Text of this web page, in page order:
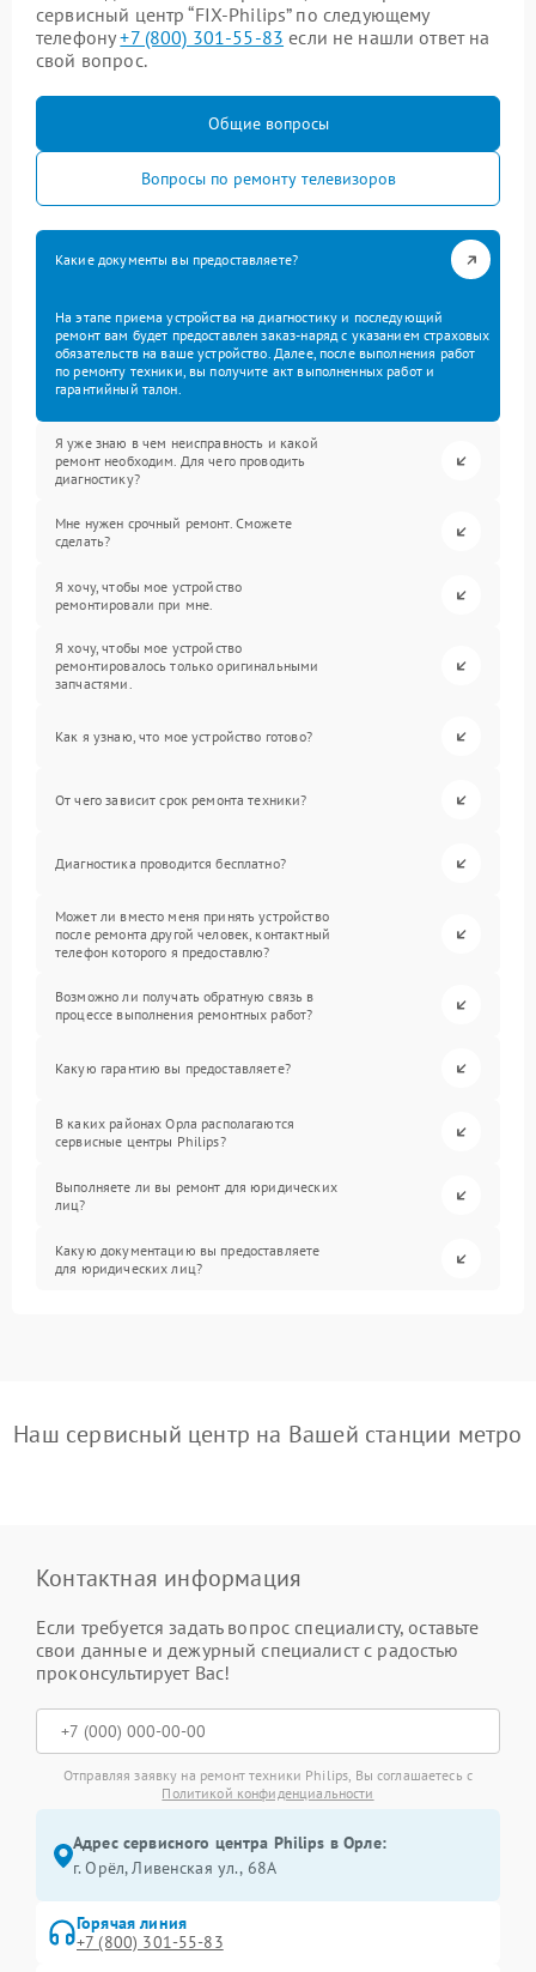
сервисный центр “FIX-Philips” по следующему
телефону+7 (800) 301-55-83 если не нашли ответ на
свой вопрос.
Общие вопросы
Вопросы по ремонту телевизоров
Какие документы вы предоставляете?
На этапе приема устройства на диагностику и последующий
ремонт вам будет предоставлен заказ-наряд с указанием страховых
обязательств на ваше устройство. Далее, после выполнения работ
по ремонту техники, вы получите акт выполненных работ и
гарантийный талон.
Я уже знаю в чем неисправность и какой
ремонт необходим. Для чего проводить
диагностику?
Мне нужен срочный ремонт. Сможете
сделать?
Я хочу, чтобы мое устройство
ремонтировали при мне.
Я хочу, чтобы мое устройство
ремонтировалось только оригинальными
запчастями.
Как я узнаю, что мое устройство готово?
От чего зависит срок ремонта техники?
Диагностика проводится бесплатно?
Может ли вместо меня принять устройство
после ремонта другой человек, контактный
телефон которого я предоставлю?
Возможно ли получать обратную связь в
процессе выполнения ремонтных работ?
Какую гарантию вы предоставляете?
В каких районах Орла располагаются
сервисные центры Philips?
Выполняете ли вы ремонт для юридических
лиц?
Какую документацию вы предоставляете
для юридических лиц?
Наш сервисный центр на Вашей станции метро
Контактная информация
Если требуется задать вопрос специалисту, оставьте
свои данные и дежурный специалист с радостью
проконсультирует Вас!
Отправляя заявку на ремонт техники Philips, Вы соглашаетесь с
Политикой конфиденциальности
Адрес сервисного центра Philips в Орле:
г. Орёл, Ливенская ул., 68А
Горячая линия
+7 (800) 301-55-83